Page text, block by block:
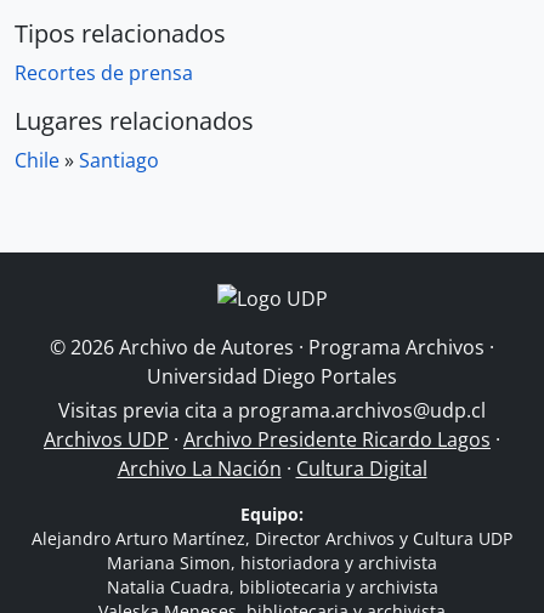
Tipos relacionados
Recortes de prensa
Lugares relacionados
Chile»Santiago
© 2026 Archivo de Autores · Programa Archivos ·
Universidad Diego Portales
Visitas previa cita a programa.archivos@udp.cl
Archivos UDP · Archivo Presidente Ricardo Lagos ·
Archivo La Nación · Cultura Digital
Equipo:
Alejandro Arturo Martínez, Director Archivos y Cultura UDP
Mariana Simon, historiadora y archivista
Natalia Cuadra, bibliotecaria y archivista